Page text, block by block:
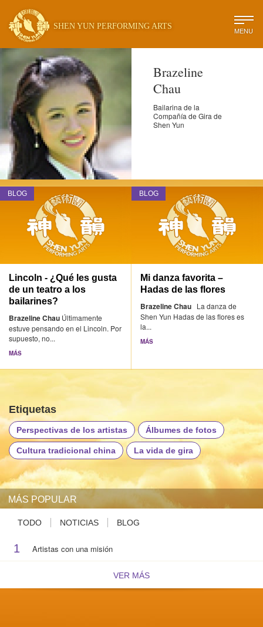
SHEN YUN PERFORMING ARTS MENU
Brazeline
Chau
Bailarina de la
Compañía de Gira de
Shen Yun
BLOG
Lincoln - ¿Qué les gusta
de un teatro a los
bailarines?
Brazeline Chau Últimamente
estuve pensando en el Lincoln. Por
supuesto, no...
MÁS
BLOG
Mi danza favorita –
Hadas de las flores
Brazeline Chau La danza de
Shen Yun Hadas de las flores es
la...
MÁS
Etiquetas
Perspectivas de los artistas Álbumes de fotos
Cultura tradicional china La vida de gira
MÁS POPULAR
TODO NOTICIAS BLOG
1 Artistas con una misión
VER MÁS